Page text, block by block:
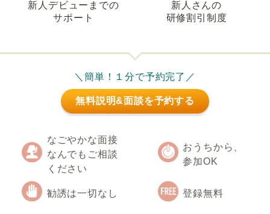
新人デビューまでの
サポート
新人さんの
研修割引制度
＼簡単！１分で予約完了／
無料説明&面談を予約する
なごやかな面接
なんでもご相談
ください
おうちから、
参加OK
勧誘は一切なし 登録無料